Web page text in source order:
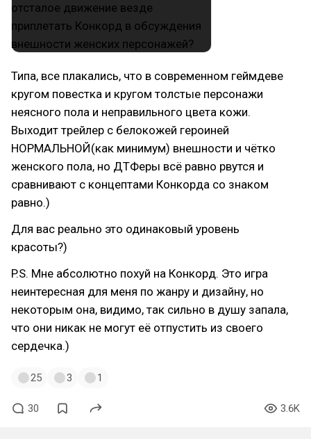
Типа, все плакались, что в современном геймдеве
кругом повестка и кругом толстые персонажи
неясного пола и неправильного цвета кожи.
Выходит трейлер с белокожей героиней
НОРМАЛЬНОЙ(как минимум) внешности и чётко
женского пола, но ДТФеры всё равно рвутся и
сравнивают с концептами Конкорда со знаком
равно.)
Для вас реально это одинаковый уровень
красоты?)
P.S. Мне абсолютно похуй на Конкорд. Это игра
неинтересная для меня по жанру и дизайну, но
некоторым она, видимо, так сильно в душу запала,
что они никак не могут её отпустить из своего
сердечка.)
25 3 1
30 3.6K